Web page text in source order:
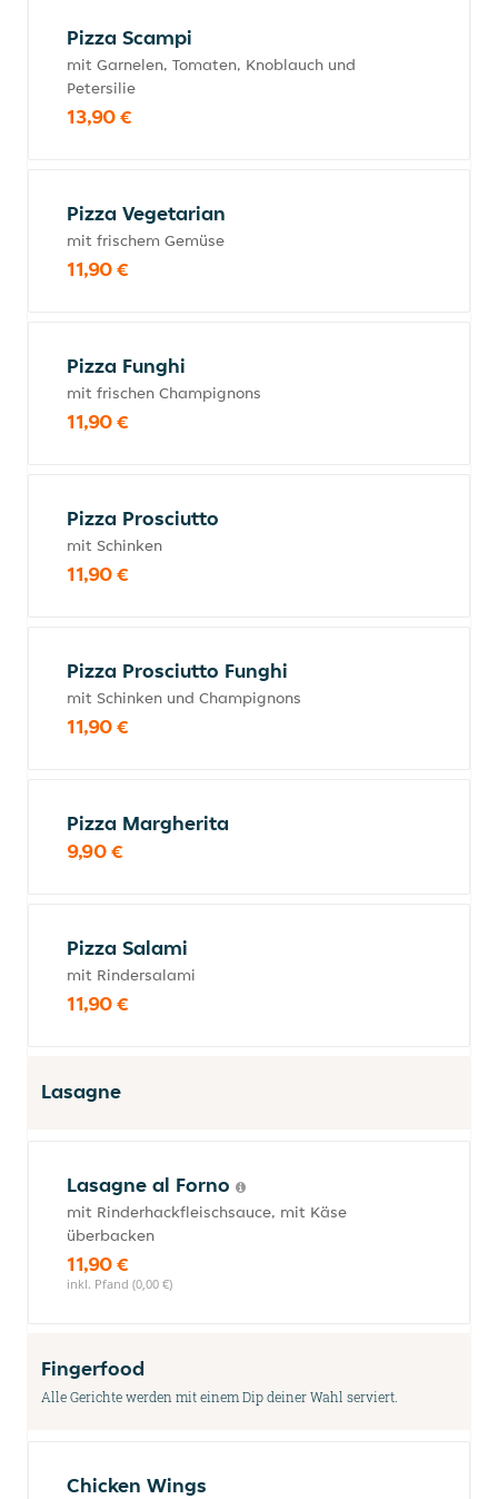
Pizza Scampi
mit Garnelen, Tomaten, Knoblauch und
Petersilie
13,90 €
Pizza Vegetarian
mit frischem Gemüse
11,90 €
Pizza Funghi
mit frischen Champignons
11,90 €
Pizza Prosciutto
mit Schinken
11,90 €
Pizza Prosciutto Funghi
mit Schinken und Champignons
11,90 €
Pizza Margherita
9,90 €
Pizza Salami
mit Rindersalami
11,90 €
Lasagne
Lasagne al Forno
mit Rinderhackfleischsauce, mit Käse
überbacken
11,90 €
inkl. Pfand (0,00 €)
Fingerfood
Alle Gerichte werden mit einem Dip deiner Wahl serviert.
Chicken Wings